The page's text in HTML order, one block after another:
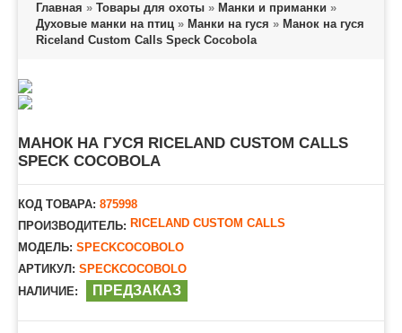
Главная » Товары для охоты » Манки и приманки »
Духовые манки на птиц » Манки на гуся » Манок на гуся
Riceland Custom Calls Speck Cocobola
МАНОК НА ГУСЯ RICELAND CUSTOM CALLS
SPECK COCOBOLA
КОД ТОВАРА: 875998
ПРОИЗВОДИТЕЛЬ: RICELAND CUSTOM CALLS
МОДЕЛЬ: SPECKCOCOBOLO
АРТИКУЛ: SPECKCOCOBOLO
НАЛИЧИЕ:
ПРЕДЗАКАЗ